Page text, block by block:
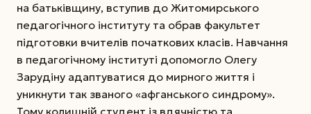
на батьківщину, вступив до Житомирського
педагогічного інституту та обрав факультет
підготовки вчителів початкових класів. Навчання
в педагогічному інституті допомогло Олегу
Зарудіну адаптуватися до мирного життя і
уникнути так званого «афганського синдрому».